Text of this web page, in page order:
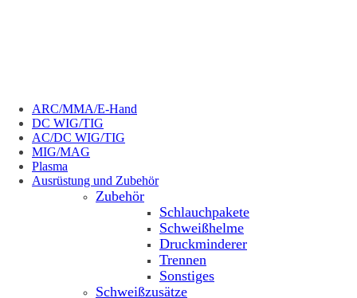
ARC/MMA/E-Hand
DC WIG/TIG
AC/DC WIG/TIG
MIG/MAG
Plasma
Ausrüstung und Zubehör
Zubehör
Schlauchpakete
Schweißhelme
Druckminderer
Trennen
Sonstiges
Schweißzusätze